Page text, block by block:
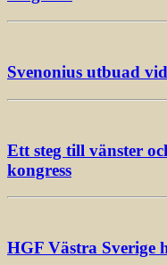
Svenonius utbuad
Ett steg till vänster
kongress
HGF Västra Sverige